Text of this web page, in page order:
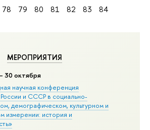
МЕРОПРИЯТИЯ
30 октября
научная конференция
и СССР в социально-
демографическом, культурном и
измерении: история и
78 79 80 81 82 83
84